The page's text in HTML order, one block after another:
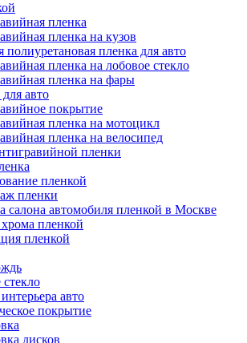
пленка
пленка на кузов
полиуретановая пленка для авто
пленка на лобовое стекло
пленка на фары
авто
покрытие
пленка на мотоцикл
пленка на велосипед
пленки
пленкой
пленки
салона автомобиля пленкой в Москве
пленкой
пленкой
авто
покрытие
дисков